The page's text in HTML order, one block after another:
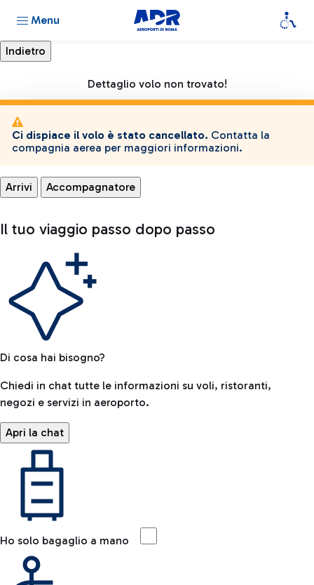
Menu
Dettaglio volo non trovato!
Ci dispiace il volo è stato cancellato. Contatta la
compagnia aerea per maggiori informazioni.
Arrivi Accompagnatore
Il tuo viaggio passo dopo passo
Di cosa hai bisogno?
Chiedi in chat tutte le informazioni su voli, ristoranti,
negozi e servizi in aeroporto.
Apri la chat
Ho solo bagaglio a mano